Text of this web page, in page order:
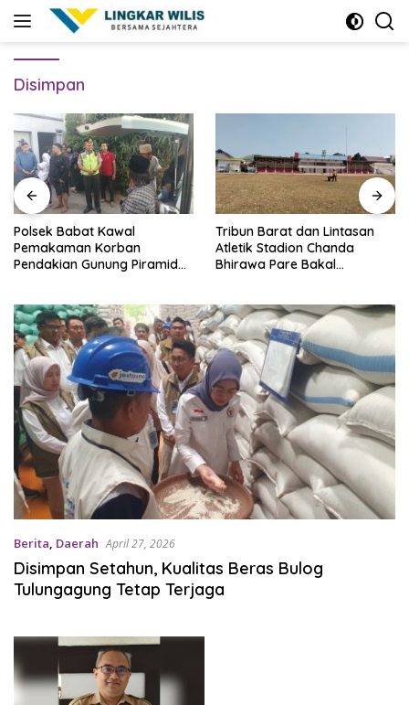
Disimpan
Polsek Babat Kawal
Pemakaman Korban
Pendakian Gunung Piramid
Tribun Barat dan Lintasan
Atletik Stadion Chanda
Bhirawa Pare Bakal
Berita, Daerah April 27, 2026
Disimpan Setahun, Kualitas Beras Bulog
Tulungagung Tetap Terjaga